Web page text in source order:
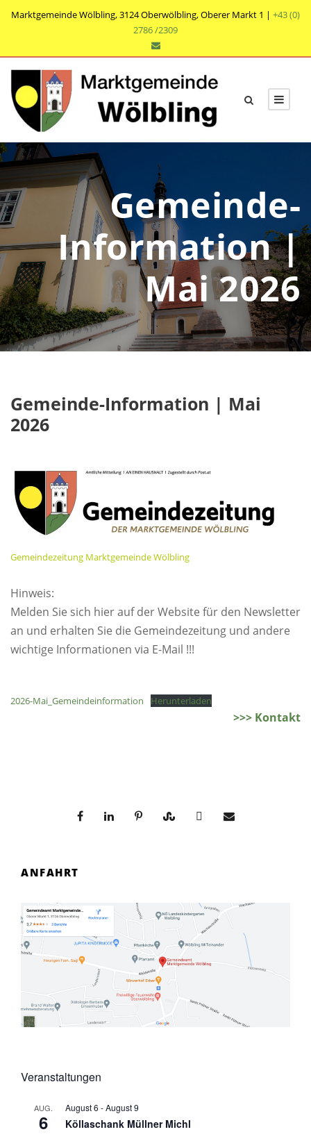
Marktgemeinde Wölbling, 3124 Oberwölbling, Oberer Markt 1 | +43 (0)
2786 /2309
Gemeinde-
Information |
Mai 2026
Gemeinde-Information | Mai
2026
Gemeindezeitung Marktgemeinde Wölbling
Hinweis:
Melden Sie sich hier auf der Website für den Newsletter
an und erhalten Sie die Gemeindezeitung und andere
wichtige Informationen via E-Mail !!!
2026-Mai_Gemeindeinformation Herunterladen
>>> Kontakt
ANFAHRT
Veranstaltungen
AUG.
6
August 6 -August 9
Köllaschank Müllner Michl